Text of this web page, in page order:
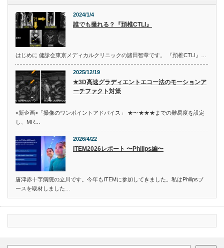
2024/1/4
誰でも撮れる？『頚椎CTLI』
はじめに 健診会東京メディカルクリニックの諸田智章です。 『頚椎CTLI』…
2025/12/19
★3D高速グラディエントエコー法のモーションア
ーチファクト対策
<新企画>「撮像のワンポイントアドバイス」 ★〜★★★までの難易度を設定
し、MR…
2026/4/22
ITEM2026レポート 〜Philips編〜
唐津赤十字病院の立川です。今年もITEMに参加してきました。私はPhilipsブ
ースを取材しました…